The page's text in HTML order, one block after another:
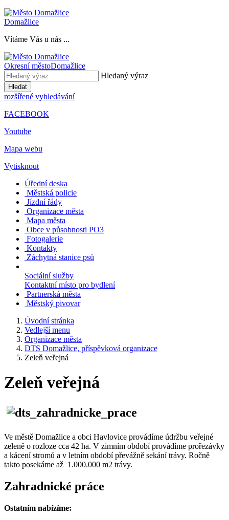
Domažlice
Vítáme Vás u nás ...
Okresní městoDomažlice
Hledaný výraz
Hledat
rozšířené vyhledávání
FACEBOOK
Youtube
Mapa webu
Vytisknout
Úřední deska
Městská policie
Jízdní řády
Organizace města
Mapa města
Obce v působnosti PO3
Fotogalerie
Kontakty
Záchytná stanice psů
Sociální služby
Kontaktní místo pro bydlení
Partnerská města
Městský pivovar
Úvodní stránka
Vedlejší menu
Organizace města
DTS Domažlice, příspěvková organizace
Zeleň veřejná
Zeleň veřejná
Ve městě Domažlice a obci Havlovice provádíme údržbu veřejné
zeleně o rozloze cca 42 ha. V zimním období provádíme prořezávky
a kácení stromů a v letním období převážně sekání trávy. Ročně
takto posekáme až 1.000.000 m2 trávy.
Zahradnické práce
Ostatním nabízíme: